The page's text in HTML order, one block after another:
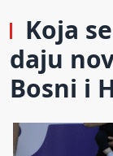
Koja
daju
Bosni i